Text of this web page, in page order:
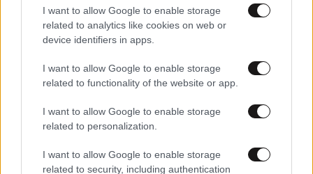
I want to allow Google to enable storage
related to analytics like cookies on web or
device identifiers in apps.
I want to allow Google to enable storage
related to functionality of the website or app.
I want to allow Google to enable storage
related to personalization.
I want to allow Google to enable storage
related to security, including authentication